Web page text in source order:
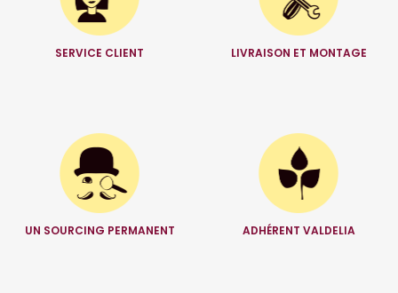
SERVICE CLIENT LIVRAISON ET MONTAGE
UN SOURCING PERMANENT ADHÉRENT VALDELIA